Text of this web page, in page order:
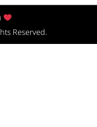
Reserved.